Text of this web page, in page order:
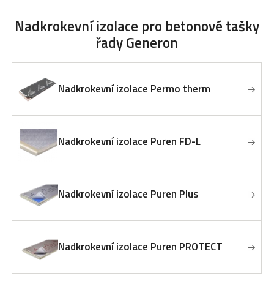
Nadkrokevní izolace pro betonové tašky
řady Generon
Nadkrokevní izolace Permo therm
Nadkrokevní izolace Puren FD-L
Nadkrokevní izolace Puren Plus
Nadkrokevní izolace Puren PROTECT